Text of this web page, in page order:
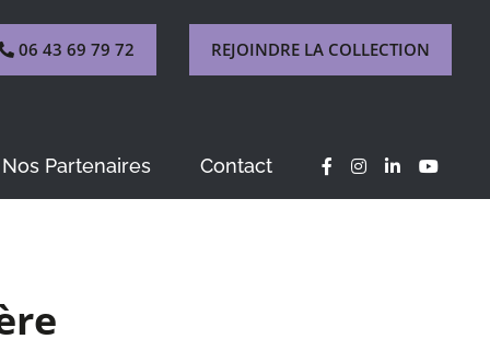
06 43 69 79 72 REJOINDRE LA COLLECTION
Nos Partenaires Contact